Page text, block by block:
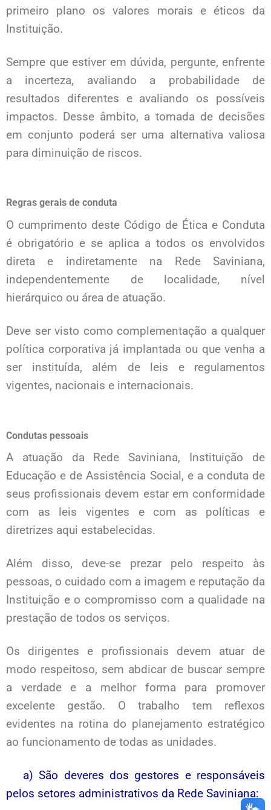
primeiro plano os valores morais e éticos da
Instituição.
Sempre que estiver em dúvida, pergunte, enfrente
a incerteza, avaliando a probabilidade de
resultados diferentes e avaliando os possíveis
impactos. Desse âmbito, a tomada de decisões
em conjunto poderá ser uma alternativa valiosa
para diminuição de riscos.
Regras gerais de conduta
O cumprimento deste Código de Ética e Conduta
é obrigatório e se aplica a todos os envolvidos
direta e indiretamente na Rede Saviniana,
independentemente de localidade, nível
hierárquico ou área de atuação.
Deve ser visto como complementação a qualquer
política corporativa já implantada ou que venha a
ser instituída, além de leis e regulamentos
vigentes, nacionais e internacionais.
Condutas pessoais
A atuação da Rede Saviniana, Instituição de
Educação e de Assistência Social, e a conduta de
seus profissionais devem estar em conformidade
com as leis vigentes e com as políticas e
diretrizes aqui estabelecidas.
Além disso, deve-se prezar pelo respeito às
pessoas, o cuidado com a imagem e reputação da
Instituição e o compromisso com a qualidade na
prestação de todos os serviços.
Os dirigentes e profissionais devem atuar de
modo respeitoso, sem abdicar de buscar sempre
a verdade e a melhor forma para promover
excelente gestão. O trabalho tem reflexos
evidentes na rotina do planejamento estratégico
ao funcionamento de todas as unidades.
a) São deveres dos gestores e responsáveis
pelos setores administrativos da Rede Saviniana: